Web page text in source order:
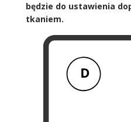
będzie do ustawienia
tkaniem.